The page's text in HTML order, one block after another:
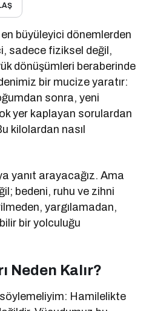
en büyüleyici dönemlerden
sadece fiziksel değil,
dönüşümleri beraberinde
bir mucize yaratır:
sonra, yeni
yer kaplayan sorulardan
kilolardan nasıl
yanıt arayacağız. Ama
bedeni, ruhu ve zihni
yargılamadan,
bir yolculuğu
Neden Kalır?
Hamilelikte